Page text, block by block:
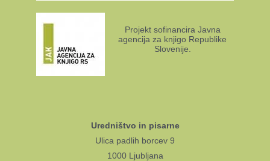
Projekt sofinancira Javna
agencija za knjigo Republike
Slovenije.
Uredništvo in pisarne
Ulica padlih borcev 9
1000 Ljubljana